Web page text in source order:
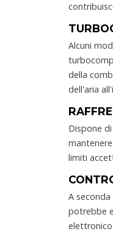
Alcuni
della
dell'aria
Dispone
limiti
A
potrebbe